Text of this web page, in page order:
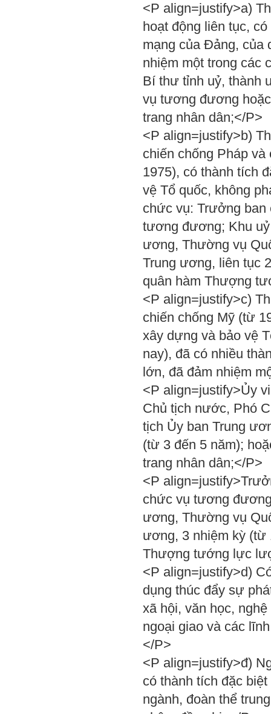
<P align=justify>a)
hoạt động liên tục,
mạng của Đảng, của
nhiệm một trong các
Bí thư tỉnh uỷ, thành
vụ tương đương
trang nhân dân;</P>
<P align=justify>b)
chiến chống Pháp
1975), có thành tích
vệ Tổ quốc, không
chức vụ: Trưởng
tương đương; Khu
ương, Thường vụ
Trung ương, liên tục
quân hàm Thượng
<P align=justify>c)
chiến chống Mỹ (từ
xây dựng và bảo vệ
nay), đã có nhiều
lớn, đã đảm nhiệm
<P align=justify>Ủy
Chủ tịch nước, Phó
tịch Ủy ban Trung
(từ 3 đến 5 năm);
trang nhân dân;</P>
<P
chức vụ tương
ương, Thường vụ
ương, 3 nhiệm kỳ (từ
Thượng tướng lực
<P align=justify>d)
dụng thúc đẩy sự
xã hội, văn học,
ngoại giao và các
</P>
<P align=justify>đ)
có thành tích đặc
ngành, đoàn thể